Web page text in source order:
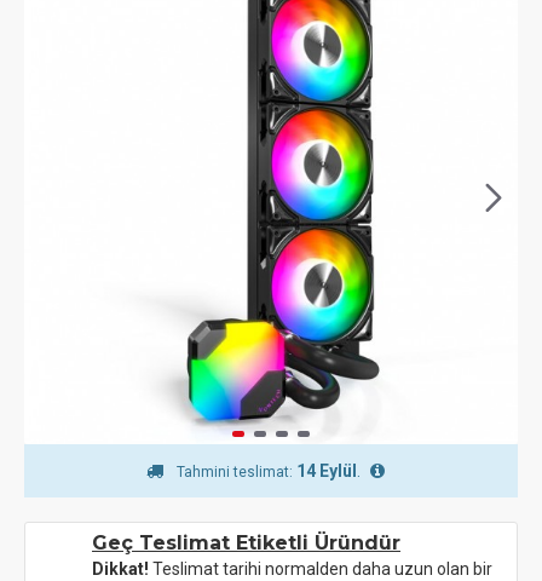
Tahmini teslimat: 14 Eylül
Geç Teslimat Etiketli Üründür
Dikkat! Teslimat tarihi normalden daha uzun olan bir